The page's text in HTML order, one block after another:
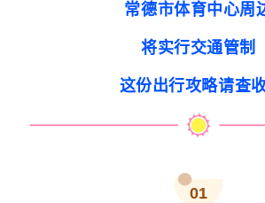
常德市体育中心周
将实行交通管制
这份出行攻略请查
01